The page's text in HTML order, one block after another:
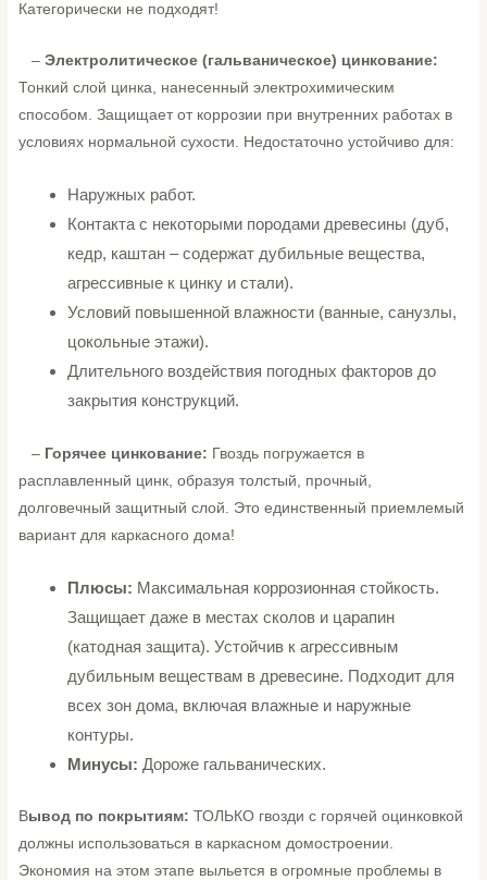
Категорически не подходят!
–Электролитическое (гальваническое) цинкование:
Тонкий слой цинка, нанесенный электрохимическим
способом. Защищает от коррозии при внутренних работах в
условиях нормальной сухости. Недостаточно устойчиво для:
Наружных работ.
Контакта с некоторыми породами древесины (дуб,
кедр, каштан – содержат дубильные вещества,
агрессивные к цинку и стали).
Условий повышенной влажности (ванные, санузлы,
цокольные этажи).
Длительного воздействия погодных факторов до
закрытия конструкций.
– Горячее цинкование: Гвоздь погружается в
расплавленный цинк, образуя толстый, прочный,
долговечный защитный слой. Это единственный приемлемый
вариант для каркасного дома!
Плюсы: Максимальная коррозионная стойкость.
Защищает даже в местах сколов и царапин
(катодная защита). Устойчив к агрессивным
дубильным веществам в древесине. Подходит для
всех зон дома, включая влажные и наружные
контуры.
Минусы: Дороже гальванических.
Вывод по покрытиям: ТОЛЬКО гвозди с горячей оцинковкой
должны использоваться в каркасном домостроении.
Экономия на этом этапе выльется в огромные проблемы в